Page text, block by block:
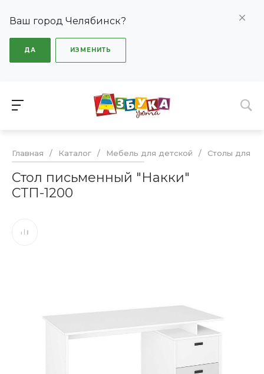
Ваш город Челябинск?
ДА ИЗМЕНИТЬ
Главная / Каталог / Мебель для детской / Столы для
Стол письменный "Накки"
СТП-1200